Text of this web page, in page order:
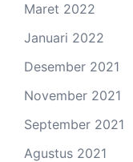
Maret 2022
Januari 2022
Desember 2021
November 2021
September 2021
Agustus 2021